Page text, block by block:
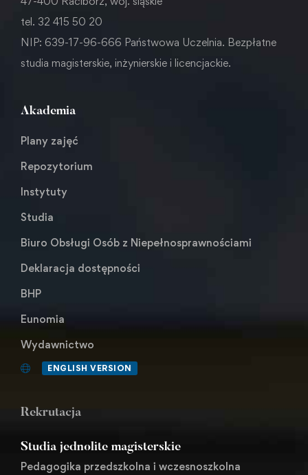
tel. 32 415 50 20
NIP: 639-17-96-666 Państwowa Uczelnia. Bezpłatne
studia magisterskie, inżynierskie i licencjackie.
Akademia
Plany zajęć
Repozytorium
Instytuty
Studia
Biuro Obsługi Osób z Niepełnosprawnościami
Deklaracja dostępności
BHP
Eunomia
Wydawnictwo
ENGLISH VERSION
Rekrutacja
Studia jednolite magisterskie
Pedagogika przedszkolna i wczesnoszkolna